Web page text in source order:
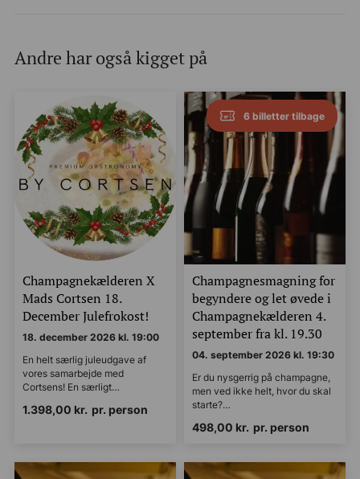
Andre har også kigget på
Champagnekælderen X
Mads Cortsen 18.
December Julefrokost!
18. december 2026 kl. 19:00
En helt særlig juleudgave af
vores samarbejde med
Cortsens! En særligt…
1.398,00 kr. pr. person
Champagnesmagning for
begyndere og let øvede i
Champagnekælderen 4.
september fra kl. 19.30
04. september 2026 kl. 19:30
Er du nysgerrig på champagne,
men ved ikke helt, hvor du skal
starte?…
498,00 kr. pr. person
6 billetter tilbage